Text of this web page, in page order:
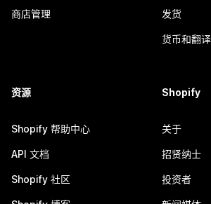
商店管理 发货
货币和翻译
资源
Shopify 帮助中心
API 文档
Shopify 社区
Shopify
关于
招贤纳士
投资者